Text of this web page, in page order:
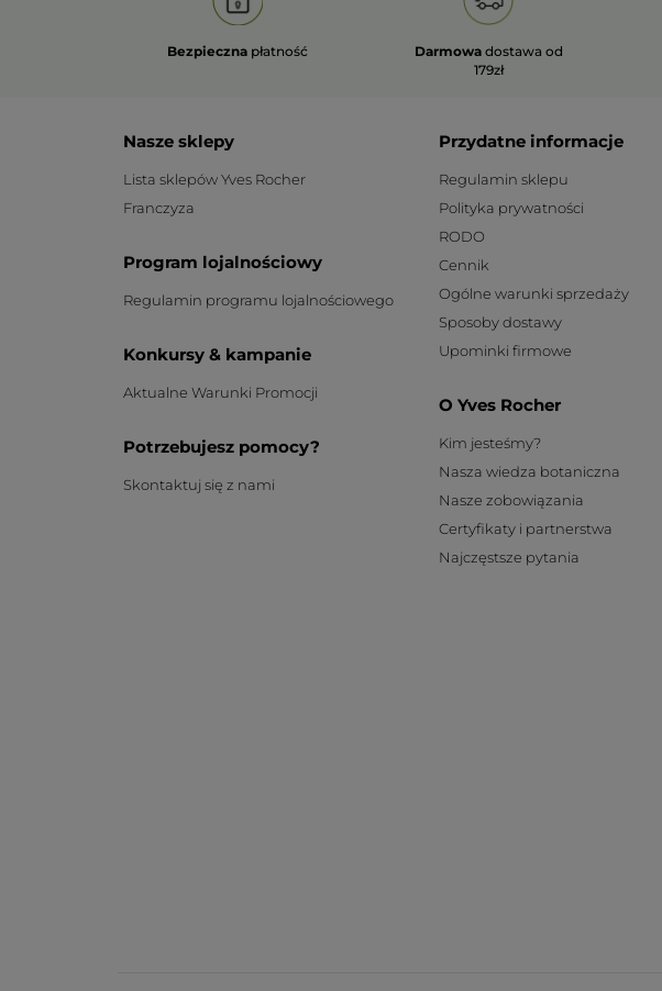
Bezpieczna płatność Darmowa dostawa od
179zł
Nasze sklepy
Lista sklepów Yves Rocher
Franczyza
Program lojalnościowy
Regulamin programu lojalnościowego
Konkursy & kampanie
Aktualne Warunki Promocji
Potrzebujesz pomocy?
Skontaktuj się z nami
Przydatne informacje
Regulamin sklepu
Polityka prywatności
RODO
Cennik
Ogólne warunki sprzedaży
Sposoby dostawy
Upominki firmowe
O Yves Rocher
Kim jesteśmy?
Nasza wiedza botaniczna
Nasze zobowiązania
Certyfikaty i partnerstwa
Najczęstsze pytania